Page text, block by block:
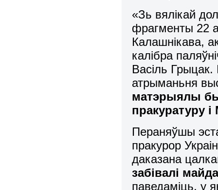
«Зь вялікай
фрагменты 22
Калашнікава,
калібра
Васіль
атрыманьня
матэрыялы
пракуратуру
Пераняўшы
пракурор
даказана
забівалі
паведаміць, у